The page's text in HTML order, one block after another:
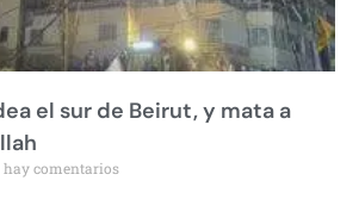
el sur de Beirut, y mata a
hay comentarios